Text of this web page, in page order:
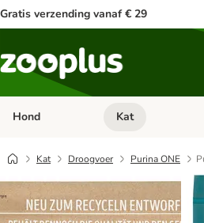
Gratis verzending vanaf € 29
Hond Open categorie
Kat
Kat Droogvoer Purina ONE